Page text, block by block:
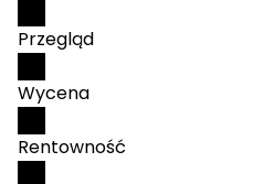
Przegląd
Wycena
Rentowność